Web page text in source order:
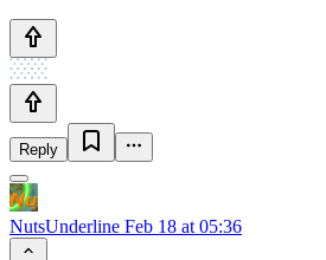
Reply
NutsUnderline Feb 18 at 05:36